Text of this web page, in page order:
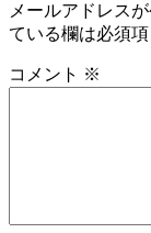
メールアドレス
ている欄は必須
コメント ※